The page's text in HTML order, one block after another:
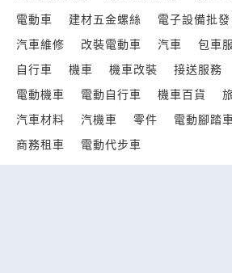
電動車
建材五金螺絲 電子設備批發
汽車維修
改裝電動車 汽車 包車
自行車
機車 機車改裝 接送服務
電動機車
電動自行車 機車百貨
汽車材料
汽機車 零件 電動腳踏車
商務租車
電動代步車